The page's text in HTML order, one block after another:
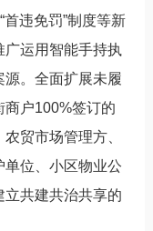
首违免罚”制度等新
运用智能手持执
。全面扩展未履
户100%签订的
贸市场管理方、
位、小区物业公
共建共治共享的